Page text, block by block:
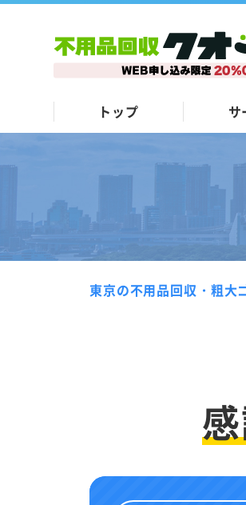
トップ サ
東京の不用品回収・粗大